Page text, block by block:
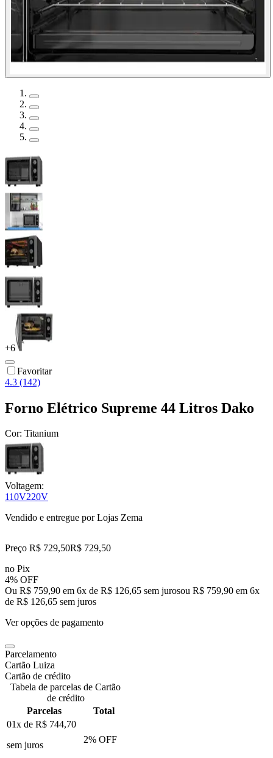
+6
Favoritar
4.3 (142)
Forno Elétrico Supreme 44 Litros Dako
Cor: Titanium
Voltagem:
110V220V
Vendido e entregue por Lojas Zema
Preço R$ 729,50R$ 729,50
no Pix
4% OFF
Ou R$ 759,90 em 6x de R$ 126,65 sem jurosou R$ 759,90 em 6x
de R$ 126,65 sem juros
Ver opções de pagamento
Parcelamento
Cartão Luiza
Cartão de crédito
Tabela de parcelas de Cartão
de crédito
Parcelas
Total
01x de R$ 744,70
sem juros
2% OFF